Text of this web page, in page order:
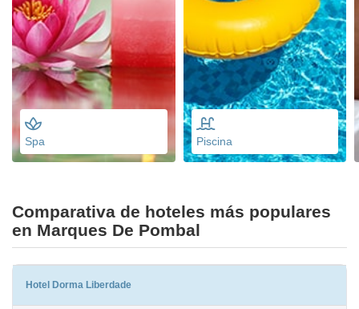
Spa Piscina
Comparativa de hoteles más populares
en Marques De Pombal
Hotel Dorma Liberdade